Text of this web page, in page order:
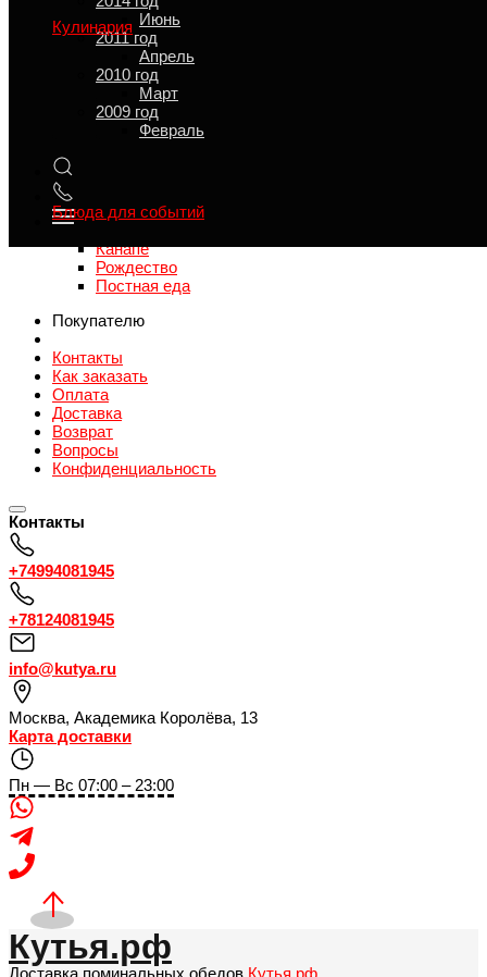
Июнь
2011 год
Апрель
2010 год
Март
2009 год
Февраль
Ритуальные принадлежности
Кулинария
Смотреть все
Салаты
Первые блюда
Вторые блюда
Закуски
Гарниры
Блюда для событий
Канапе
Рождество
Постная еда
Покупателю
Контакты
Как заказать
Оплата
Доставка
Возврат
Вопросы
Конфиденциальность
Контакты
+74994081945
+78124081945
info@kutya.ru
Москва, Академика Королёва, 13
Карта доставки
Пн — Вс 07:00 – 23:00
Кутья.рф